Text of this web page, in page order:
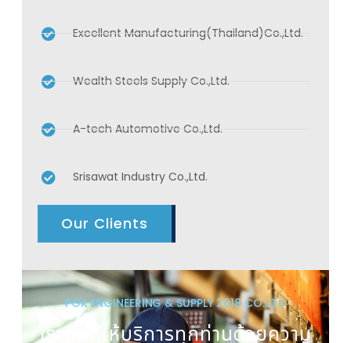
Excellent Manufacturing(Thailand)Co.,Ltd.
Wealth Steels Supply Co.,Ltd.
A-tech Automotive Co.,Ltd.
Srisawat Industry Co.,Ltd.
Our Clients
PGK ENGINEERING & SUPPLY 2018 CO.,LTD
เรายินดีให้บริการทุกท่านด้วยความ